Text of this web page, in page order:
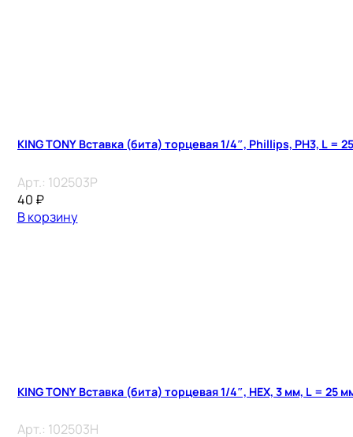
KING TONY Вставка (бита) торцевая 1/4″, Phillips, PH3, L =
Арт.: 102503P
40 ₽
В корзину
KING TONY Вставка (бита) торцевая 1/4″, HEX, 3 мм, L = 25
Арт.: 102503H